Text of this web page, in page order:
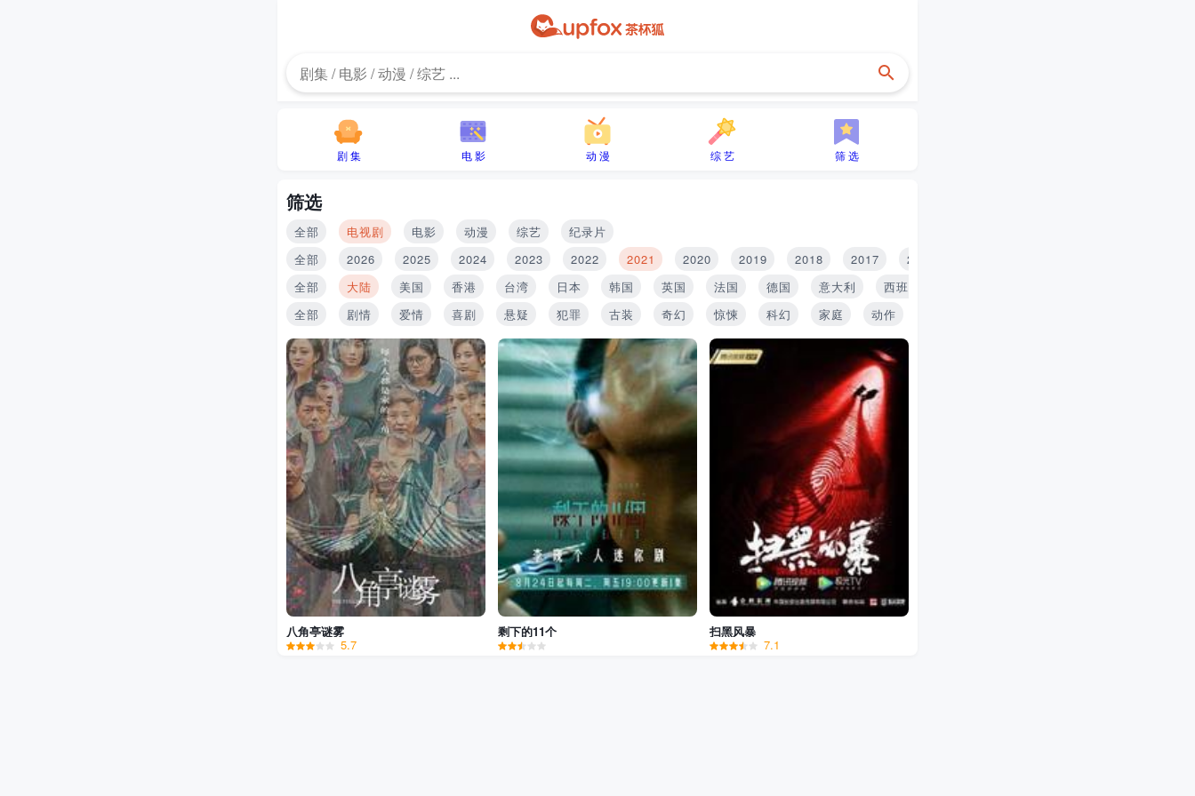
剧 集 电 影 动 漫 综 艺 筛 选
筛选
全部 电视剧 电影 动漫 综艺
纪录片
全部
2026 2025 2024 2023 2022 2021 2020 2019 2018 2017 2016
全部
大陆 美国 香港 台湾 日本 韩国 英国 法国 德国 意大利 西班牙
全部
剧情 爱情 喜剧 悬疑 犯罪 古装 奇幻 惊悚 科幻 家庭 动作
八角亭谜雾
5.7
剩下的11个 扫黑风暴
7.1